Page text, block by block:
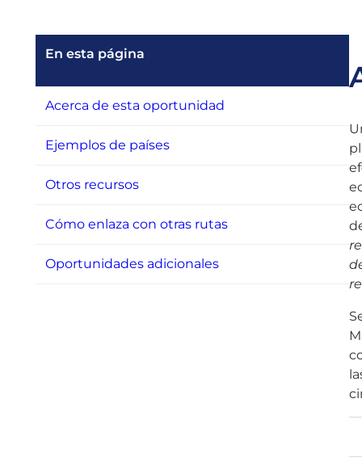
En esta página
Acerca de esta oportunidad
Ejemplos de países
Otros recursos
Cómo enlaza con otras rutas
Oportunidades adicionales